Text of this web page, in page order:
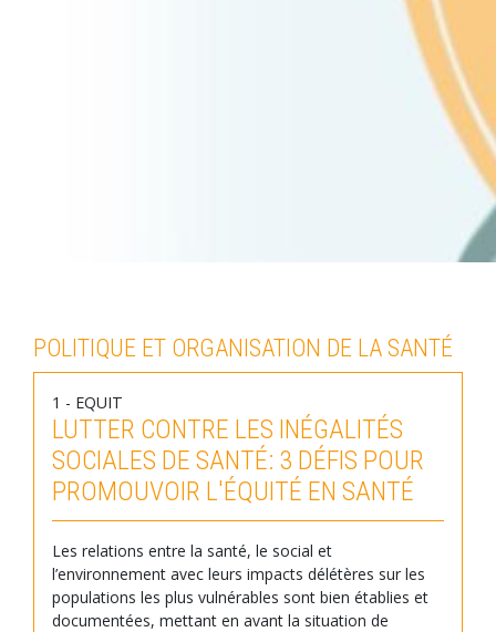
POLITIQUE ET ORGANISATION DE LA SANTÉ
1 - EQUIT
LUTTER CONTRE LES INÉGALITÉS
SOCIALES DE SANTÉ: 3 DÉFIS POUR
PROMOUVOIR L'ÉQUITÉ EN SANTÉ
Les relations entre la santé, le social et
l’environnement avec leurs impacts délétères sur les
populations les plus vulnérables sont bien établies et
documentées, mettant en avant la situation de